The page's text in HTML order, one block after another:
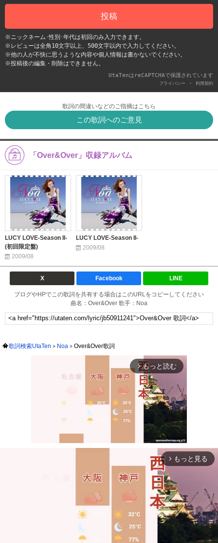
投稿
※ニックネーム･性別･年代は初回のみ入力できます。
※レビューは全角10文字以上、500文字以内で入力してください。
※他の人が不快に思うような内容や個人情報は書かないでください。
※投稿後の編集・削除はできません。
UtaTenはreCAPTCHAで保護されています
プライバシー - 利用契約
歌詞の間違いなどのご指摘はこちら
この歌詞へのご意見
「Over&Over」収録アルバム
LUCY LOVE-Season II-
(初回限定盤)
2009/08
LUCY LOVE-Season II-
2009/08
X Facebook LINE
ブログやHPでこの歌詞を共有する場合はこのURLをコピーしてください
曲名：Over&Over 歌手：Noa
歌詞検索UtaTen Noa Over&Over歌詞
arrow_forward_ios もっと読む
Mute
arrow_forward_ios もっと見る